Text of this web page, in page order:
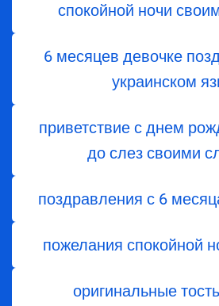
спокойной ночи
6 месяцев девочке
украинском
приветствие с днем
до слез своими
поздравления с 6
пожелания спокойной
оригинальные